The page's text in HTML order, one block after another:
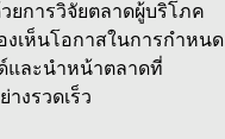
ยการวิจัยตลาดผู้บริโภค
งเห็นโอกาสในการกำหนด
และนำหน้าตลาดที่
างรวดเร็ว